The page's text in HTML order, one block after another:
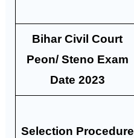
Bihar Civil Court
Peon/ Steno Exam
Date 2023
Selection Procedure